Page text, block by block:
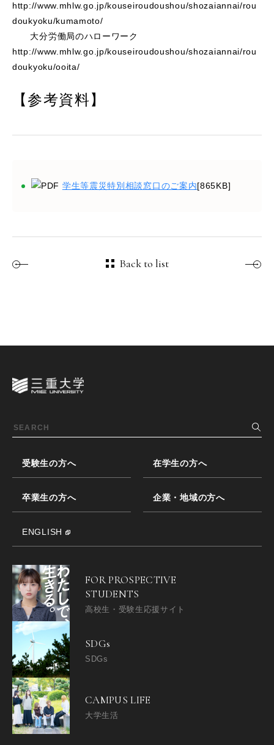
http://www.mhlw.go.jp/kouseiroudoushou/shozaiannai/rou
doukyoku/kumamoto/
大分労働局のハローワーク
http://www.mhlw.go.jp/kouseiroudoushou/shozaiannai/rou
doukyoku/ooita/
【参考資料】
学生等震災特別相談窓口のご案内[865KB]
Back to list
受験生の方へ 在学生の方へ
卒業生の方へ 企業・地域の方へ
ENGLISH
FOR PROSPECTIVE
STUDENTS
高校生・受験生応援サイト
SDGs
SDGs
CAMPUS LIFE
大学生活